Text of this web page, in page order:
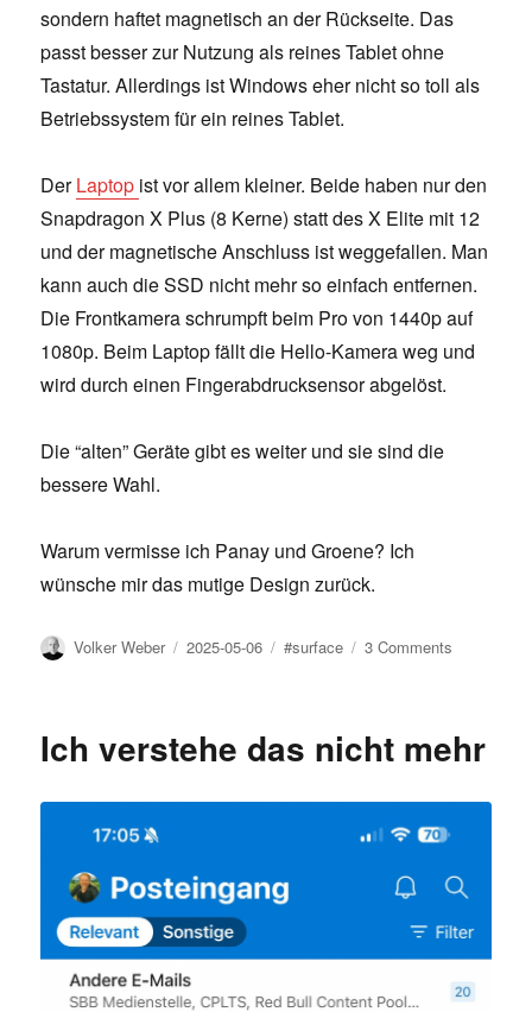
sondern haftet magnetisch an der Rückseite. Das
passt besser zur Nutzung als reines Tablet ohne
Tastatur. Allerdings ist Windows eher nicht so toll als
Betriebssystem für ein reines Tablet.
DerLaptop ist vor allem kleiner. Beide haben nur den
Snapdragon X Plus (8 Kerne) statt des X Elite mit 12
und der magnetische Anschluss ist weggefallen. Man
kann auch die SSD nicht mehr so einfach entfernen.
Die Frontkamera schrumpft beim Pro von 1440p auf
1080p. Beim Laptop fällt die Hello-Kamera weg und
wird durch einen Fingerabdrucksensor abgelöst.
Die “alten” Geräte gibt es weiter und sie sind die
bessere Wahl.
Warum vermisse ich Panay und Groene? Ich
wünsche mir das mutige Design zurück.
Author
Volker Weber
Posted
2025-05-06 Tags
#surface 3 Comments
inch
Ich verstehe das nicht mehr